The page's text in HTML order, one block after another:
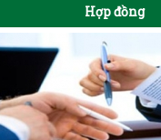
Hợp đồng